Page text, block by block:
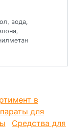
вода,
в
для
Средства для